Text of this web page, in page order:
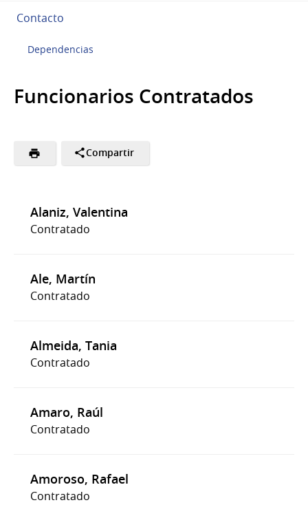
Contacto
Dependencias
Funcionarios Contratados
Compartir
Alaniz, Valentina
Contratado
Ale, Martín
Contratado
Almeida, Tania
Contratado
Amaro, Raúl
Contratado
Amoroso, Rafael
Contratado